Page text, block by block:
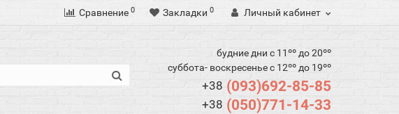
Сравнение 0 Закладки 0 Личный кабинет
будние дни с 11ºº до 20ºº
суббота- воскресенье с 12ºº до 19ºº
+38 (093)692-85-85
+38 (050)771-14-33